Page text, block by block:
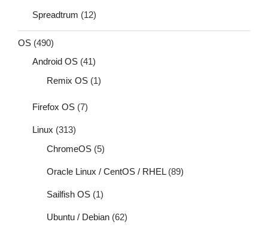
Spreadtrum (12)
OS (490)
Android OS (41)
Remix OS (1)
Firefox OS (7)
Linux (313)
ChromeOS (5)
Oracle Linux / CentOS / RHEL(89)
Sailfish OS (1)
Ubuntu / Debian (62)